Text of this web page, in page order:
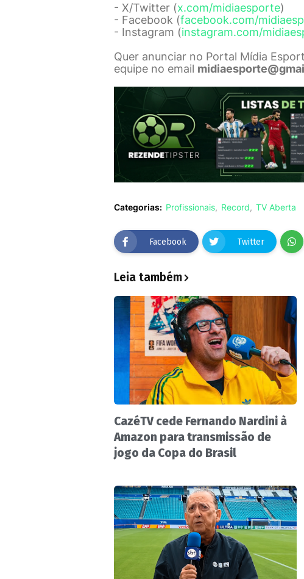
- X/Twitter (x.com/midiaesporte)
- Facebook (facebook.com/
- Instagram (instagram.com/
Quer anunciar no Portal Mídia
equipe no email
Categorias: Profissionais Record TV Aberta
Facebook Twitter
Leia também
CazéTV cede Fernando Nardini à
Amazon para transmissão de
jogo da Copa do Brasil